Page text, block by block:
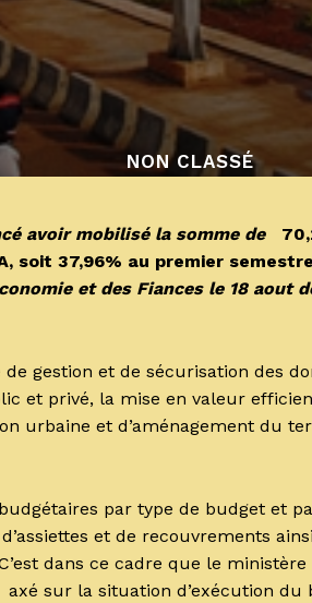
NON CLASSÉ
avoir mobilisé la somme de
soit 37,96% au premier
et des Fiances le 18 aout
gestion et de sécurisation des
et privé, la mise en valeur
urbaine et d’aménagement du
par type de budget et
et de recouvrements
dans ce cadre que le ministère
sur la situation d’exécution du